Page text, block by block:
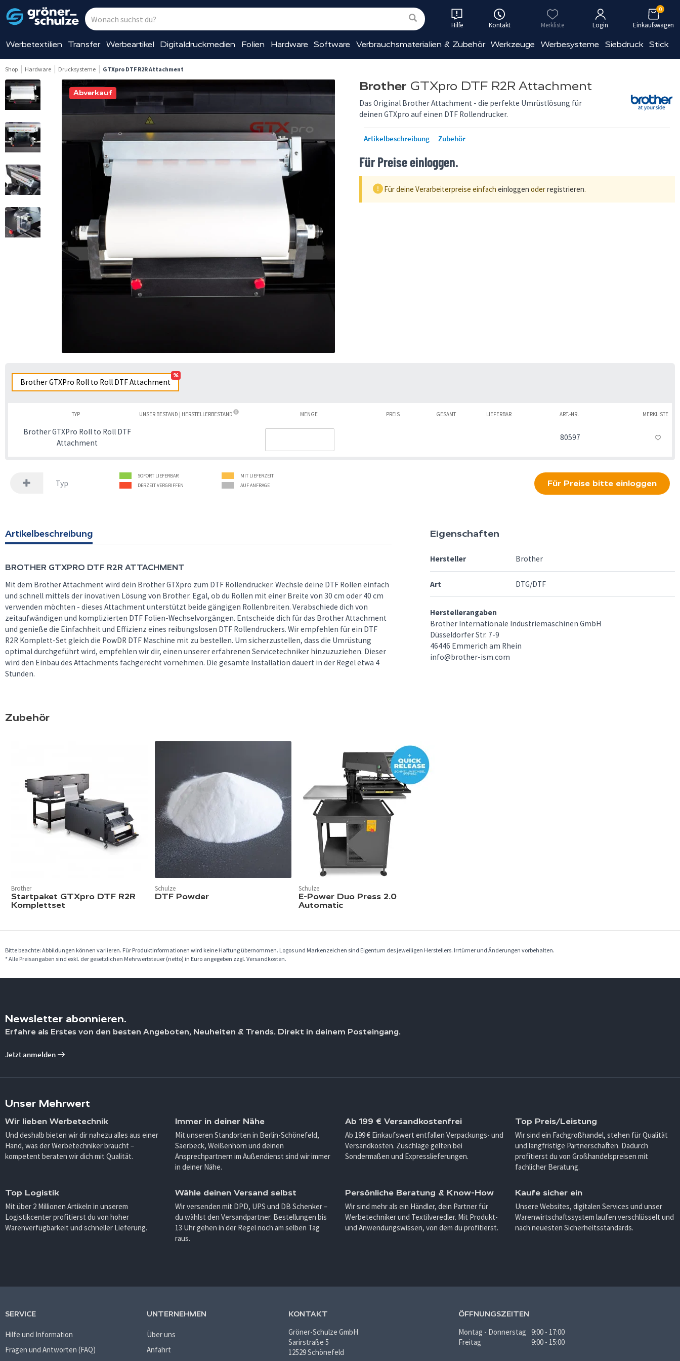
Hilfe Kontakt Merkliste Login Einkaufswagen
0
Werbetextilien Transfer Werbeartikel Digitaldruckmedien Folien Hardware Software Verbrauchsmaterialien & Zubehör Werkzeuge Werbesysteme Siebdruck Stick
Shop Hardware Drucksysteme GTXpro DTF R2R Attachment
Abverkauf Brother GTXpro DTF R2R Attachment
Das Original Brother Attachment - die perfekte Umrüstlösung für
deinen GTXpro auf einen DTF Rollendrucker.
Artikelbeschreibung Zubehör
Für Preise einloggen.
Für deine Verarbeiterpreise einfach einloggen oderregistrieren.
%
Brother GTXPro Roll to Roll DTF Attachment
TYP
Brother GTXPro Roll to Roll DTF
Attachment
UNSER BESTAND | HERSTELLERBESTAND MENGE PREIS GESAMT LIEFERBAR ART.-NR.
80597
MERKLISTE
Typ
SOFORT LIEFERBAR
MIT LIEFERZEIT
DERZEIT VERGRIFFEN
AUF ANFRAGE Für Preise bitte einloggen
Artikelbeschreibung
BROTHER GTXPRO DTF R2R ATTACHMENT
Mit dem Brother Attachment wird dein Brother GTXpro zum DTF Rollendrucker. Wechsle deine DTF Rollen einfach
und schnell mittels der inovativen Lösung von Brother. Egal, ob du Rollen mit einer Breite von 30 cm oder 40 cm
verwenden möchten - dieses Attachment unterstützt beide gängigen Rollenbreiten. Verabschiede dich von
zeitaufwändigen und komplizierten DTF Folien-Wechselvorgängen. Entscheide dich für das Brother Attachment
und genieße die Einfachheit und Effizienz eines reibungslosen DTF Rollendruckers. Wir empfehlen für ein DTF
R2R Komplett-Set gleich die PowDR DTF Maschine mit zu bestellen. Um sicherzustellen, dass die Umrüstung
optimal durchgeführt wird, empfehlen wir dir, einen unserer erfahrenen Servicetechniker hinzuzuziehen. Dieser
wird den Einbau des Attachments fachgerecht vornehmen. Die gesamte Installation dauert in der Regel etwa 4
Stunden.
Eigenschaften
Hersteller Brother
Art DTG/DTF
Herstellerangaben
Brother Internationale Industriemaschinen GmbH
Düsseldorfer Str. 7-9
46446 Emmerich am Rhein
info@brother-ism.com
Zubehör
Brother
Startpaket GTXpro DTF R2R
Komplettset
Schulze
DTF Powder
Schulze
E-Power Duo Press 2.0
Automatic
Bitte beachte: Abbildungen können variieren. Für Produktinformationen wird keine Haftung übernommen. Logos und Markenzeichen sind Eigentum des jeweiligen Herstellers. Irrtümer und Änderungen vorbehalten.
* Alle Preisangaben sind exkl. der gesetzlichen Mehrwertsteuer (netto) in Euro angegeben zzgl. Versandkosten.
Newsletter abonnieren.
Erfahre als Erstes von den besten Angeboten, Neuheiten & Trends. Direkt in deinem Posteingang.
Jetzt anmelden
Unser Mehrwert
Wir lieben Werbetechnik
Und deshalb bieten wir dir nahezu alles aus einer
Hand, was der Werbetechniker braucht –
kompetent beraten wir dich mit Qualität.
Immer in deiner Nähe
Mit unseren Standorten in Berlin-Schönefeld,
Saerbeck, Weißenhorn und deinen
Ansprechpartnern im Außendienst sind wir immer
in deiner Nähe.
Ab 199 € Versandkostenfrei
Ab 199 € Einkaufswert entfallen Verpackungs- und
Versandkosten. Zuschläge gelten bei
Sondermaßen und Expresslieferungen.
Top Preis/Leistung
Wir sind ein Fachgroßhandel, stehen für Qualität
und langfristige Partnerschaften. Dadurch
profitierst du von Großhandelspreisen mit
fachlicher Beratung.
Top Logistik
Mit über 2 Millionen Artikeln in unserem
Logistikcenter profitierst du von hoher
Warenverfügbarkeit und schneller Lieferung.
Wähle deinen Versand selbst
Wir versenden mit DPD, UPS und DB Schenker –
du wählst den Versandpartner. Bestellungen bis
13 Uhr gehen in der Regel noch am selben Tag
raus.
Persönliche Beratung & Know-How
Wir sind mehr als ein Händler, dein Partner für
Werbetechniker und Textilveredler. Mit Produkt-
und Anwendungswissen, von dem du profitierst.
Kaufe sicher ein
Unsere Websites, digitalen Services und unser
Warenwirtschaftssystem laufen verschlüsselt und
nach neuesten Sicherheitsstandards.
SERVICE
Hilfe und Information
Fragen und Antworten (FAQ)
UNTERNEHMEN
Über uns
Anfahrt
KONTAKT
Gröner-Schulze GmbH
Sarirstraße 5
12529 Schönefeld
ÖFFNUNGSZEITEN
Montag - Donnerstag 9:00 - 17:00
Freitag
9:00 - 15:00